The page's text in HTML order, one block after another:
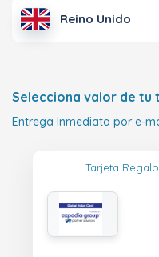
Reino Unido
Selecciona valor de tu
Entrega Inmediata por e-
Tarjeta